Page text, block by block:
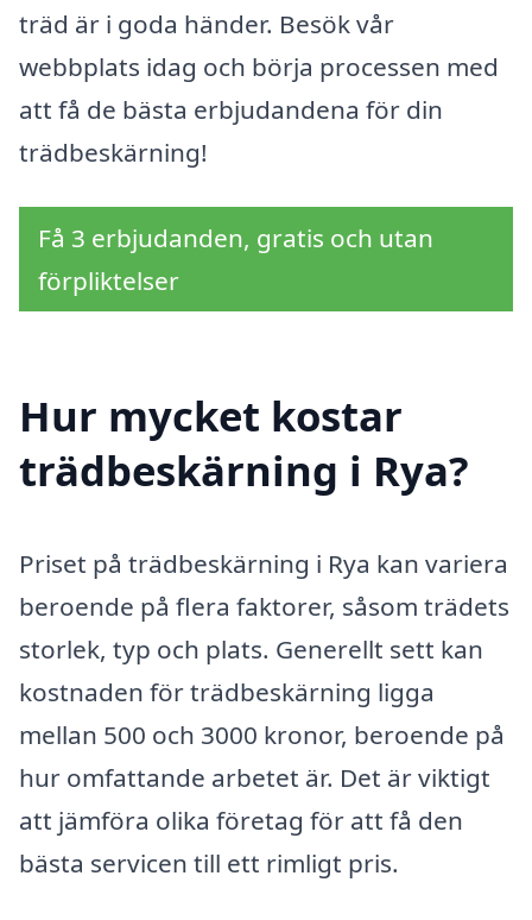
träd är i goda händer. Besök vår
webbplats idag och börja processen med
att få de bästa erbjudandena för din
trädbeskärning!
Få 3 erbjudanden, gratis och utan
förpliktelser
Hur mycket kostar
trädbeskärning i Rya?
Priset på trädbeskärning i Rya kan variera
beroende på flera faktorer, såsom trädets
storlek, typ och plats. Generellt sett kan
kostnaden för trädbeskärning ligga
mellan 500 och 3000 kronor, beroende på
hur omfattande arbetet är. Det är viktigt
att jämföra olika företag för att få den
bästa servicen till ett rimligt pris.